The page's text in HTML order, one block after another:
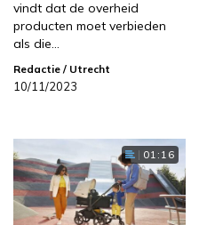
vindt dat de overheid
producten moet verbieden
als die…
Redactie / Utrecht
10/11/2023
01:16